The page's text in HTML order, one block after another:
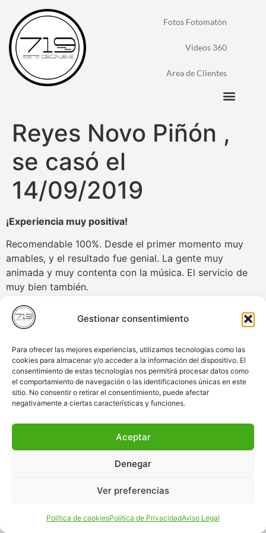
Gestionar consentimiento
Para ofrecer las mejores experiencias, utilizamos tecnologías como las
cookies para almacenar y/o acceder a la información del dispositivo. El
consentimiento de estas tecnologías nos permitirá procesar datos como
el comportamiento de navegación o las identificaciones únicas en este
sitio. No consentir o retirar el consentimiento, puede afectar
negativamente a ciertas características y funciones.
Aceptar
Denegar
Ver preferencias
Política de cookiesPolítica de PrivacidadAviso Legal
Fotos Fotomatón
Videos 360
Area de Clientes
Reyes Novo Piñón ,
se casó el
14/09/2019
¡Experiencia muy positiva!
Recomendable 100%. Desde el primer momento muy
amables, y el resultado fue genial. La gente muy
animada y muy contenta con la música. El servicio de
muy bien también.
© 2025 by 719
discotecas móviles.
Design & Hosting:
VisualTec Host